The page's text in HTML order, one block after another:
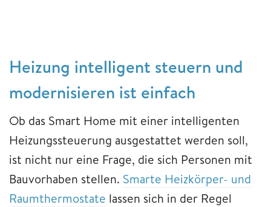
Heizung intelligent steuern und
modernisieren ist einfach
Ob das Smart Home mit einer intelligenten
Heizungssteuerung ausgestattet werden soll,
ist nicht nur eine Frage, die sich Personen mit
Bauvorhaben stellen. Smarte Heizkörper- und
Raumthermostate lassen sich in der Regel